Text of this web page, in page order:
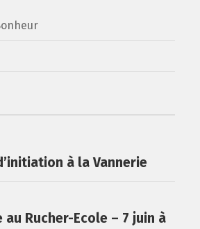
à la Vannerie
Rucher-Ecole – 7 juin à